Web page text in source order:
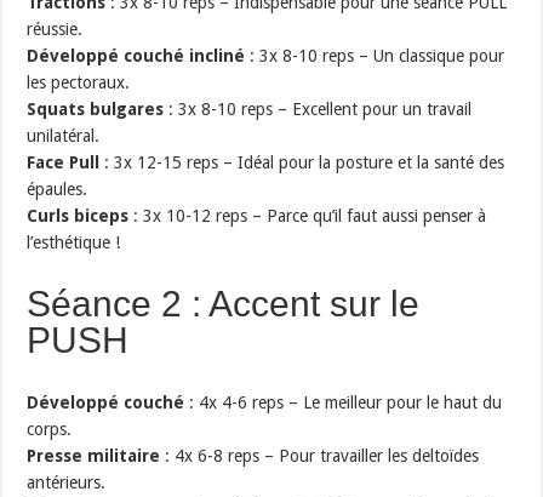
réussie.
Développé couché incliné : 3x 8-10 reps – Un classique pour
les pectoraux.
Squats bulgares : 3x 8-10 reps – Excellent pour un travail
unilatéral.
Face Pull
: 3x 12-15 reps – Idéal pour la posture et la santé des
épaules.
Curls biceps : 3x 10-12 reps – Parce qu’il faut aussi penser à
l’esthétique !
Séance 2 : Accent sur le
PUSH
Développé couché : 4x 4-6 reps – Le meilleur pour le haut du
corps.
Presse militaire : 4x 6-8 reps – Pour travailler les deltoïdes
antérieurs.